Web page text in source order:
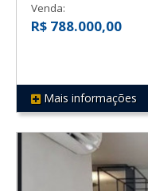
REF 59
Venda:
R$ 788.000,00
Mais informações